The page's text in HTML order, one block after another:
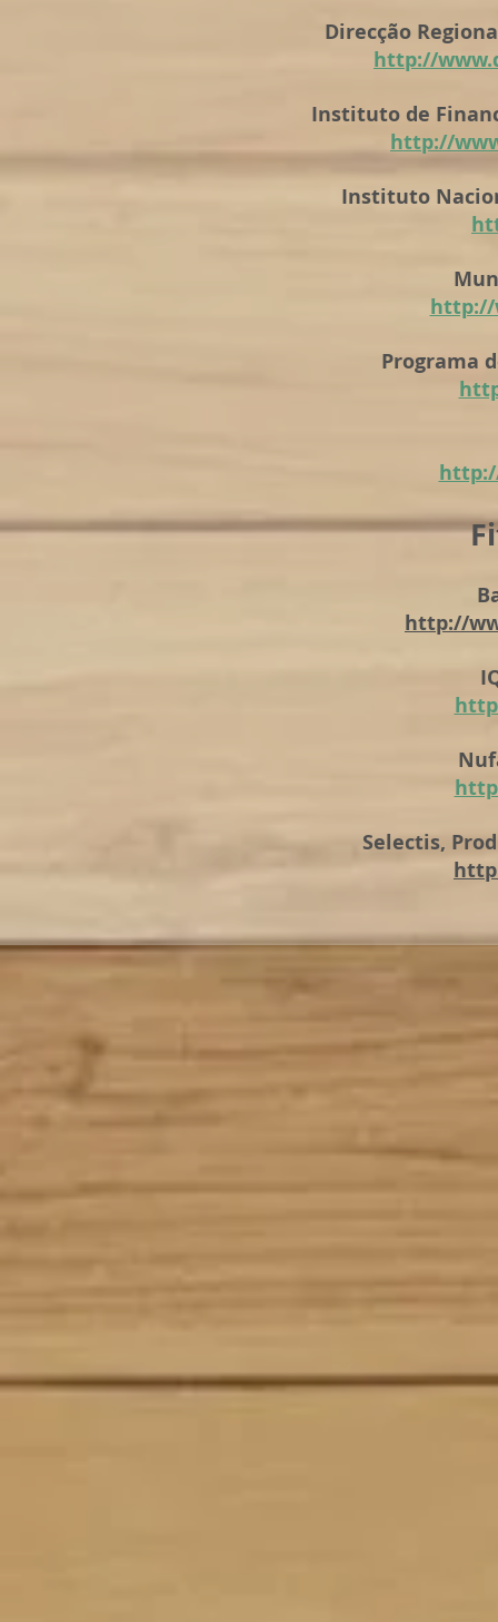
Direcção
http://
Instituto de
http://
Instituto
http://
Programa
http://
Selectis,